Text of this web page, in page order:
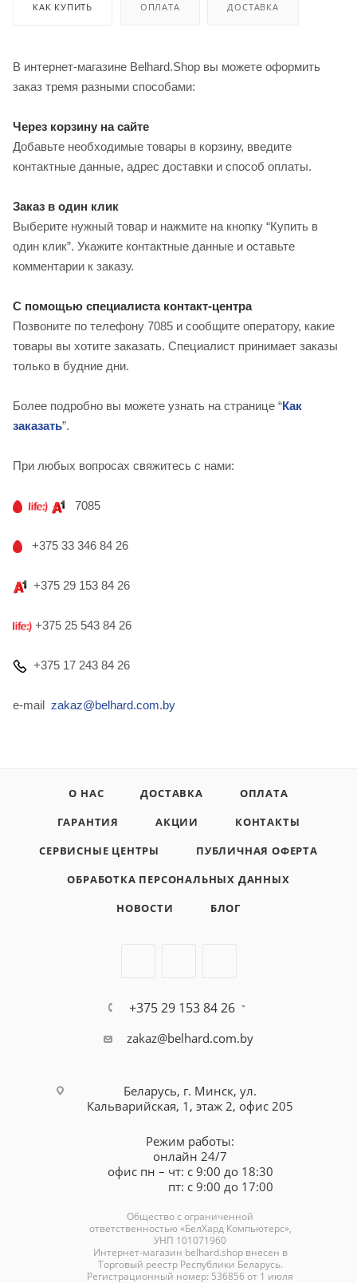
КАК КУПИТЬ ОПЛАТА ДОСТАВКА
В интернет-магазине Belhard.Shop вы можете оформить
заказ тремя разными способами:
Через корзину на сайте
Добавьте необходимые товары в корзину, введите
контактные данные, адрес доставки и способ оплаты.
Заказ в один клик
Выберите нужный товар и нажмите на кнопку “Купить в
один клик”. Укажите контактные данные и оставьте
комментарии к заказу.
С помощью специалиста контакт-центра
Позвоните по телефону 7085 и сообщите оператору, какие
товары вы хотите заказать. Специалист принимает заказы
только в будние дни.
Более подробно вы можете узнать на странице “Как
заказать”.
При любых вопросах свяжитесь с нами:
7085
+375 33 346 84 26
+375 29 153 84 26
+375 25 543 84 26
+375 17 243 84 26
e-mail zakaz@belhard.com.by
О НАС ДОСТАВКА
ОПЛАТА
ГАРАНТИЯ
АКЦИИ
КОНТАКТЫ
СЕРВИСНЫЕ ЦЕНТРЫ
ПУБЛИЧНАЯ ОФЕРТА
ОБРАБОТКА ПЕРСОНАЛЬНЫХ ДАННЫХ
НОВОСТИ
БЛОГ
+375 29 153 84 26
zakaz@belhard.com.by
Беларусь, г. Минск, ул.
Кальварийская, 1, этаж 2, офис 205
Режим работы:
онлайн 24/7
офис пн – чт: с 9:00 до 18:30
пт: с 9:00 до 17:00
Общество с ограниченной
ответственностью «БелХард Компьютерс»,
УНП 101071960
Интернет-магазин belhard.shopвнесен в
Торговый реестр Республики Беларусь.
Регистрационный номер: 536856 от 1 июля